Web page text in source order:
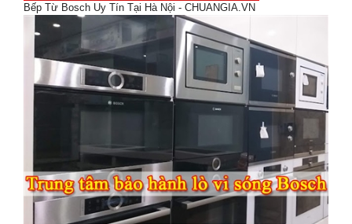
Bếp Từ Bosch Uy Tín Tại Hà Nội - CHUANGIA.VN